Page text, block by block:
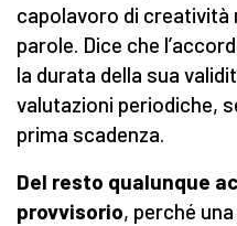
capolavoro di creatività
parole. Dice che
la durata della sua
valutazioni periodiche,
prima scadenza.
Del resto qualunque
provvisorio, perché